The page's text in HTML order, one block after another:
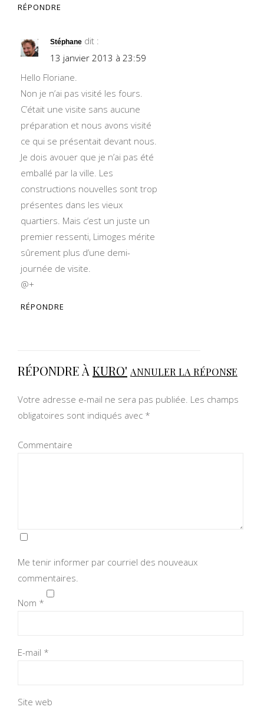
RÉPONDRE
Stéphane dit :
13 janvier 2013 à 23:59
Hello Floriane.
Non je n’ai pas visité les fours.
C’était une visite sans aucune
préparation et nous avons visité
ce qui se présentait devant nous.
Je dois avouer que je n’ai pas été
emballé par la ville. Les
constructions nouvelles sont trop
présentes dans les vieux
quartiers. Mais c’est un juste un
premier ressenti, Limoges mérite
sûrement plus d’une demi-
journée de visite.
@+
RÉPONDRE
RÉPONDRE À KURO' ANNULER LA RÉPONSE
Votre adresse e-mail ne sera pas publiée. Les champs
obligatoires sont indiqués avec *
Commentaire
Me tenir informer par courriel des nouveaux
commentaires.
Nom *
E-mail *
Site web